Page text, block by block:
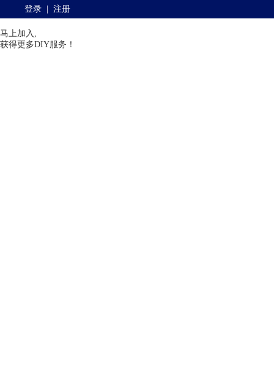
登录 注册
马上加入,
获得更多DIY服务！